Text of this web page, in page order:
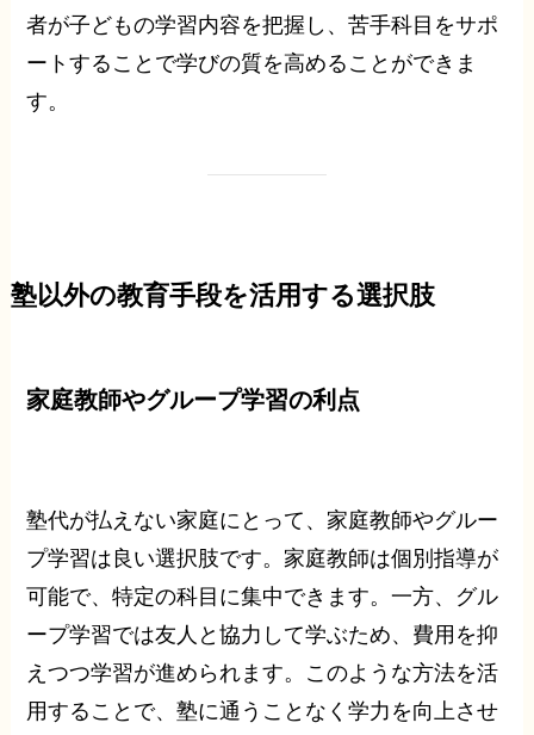
者が子どもの学習内容を把握し、苦手科目をサポ
ートすることで学びの質を高めることができま
す。
塾以外の教育手段を活用する選択肢
家庭教師やグループ学習の利点
塾代が払えない家庭にとって、家庭教師やグルー
プ学習は良い選択肢です。家庭教師は個別指導が
可能で、特定の科目に集中できます。一方、グル
ープ学習では友人と協力して学ぶため、費用を抑
えつつ学習が進められます。このような方法を活
用することで、塾に通うことなく学力を向上させ